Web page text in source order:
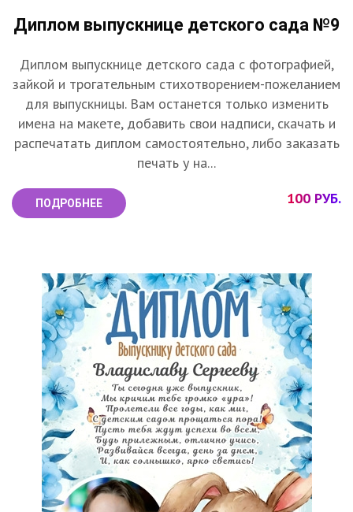
Диплом выпускнице детского сада №9
Диплом выпускнице детского сада с фотографией,
зайкой и трогательным стихотворением-пожеланием
для выпускницы. Вам останется только изменить
имена на макете, добавить свои надписи, скачать и
распечатать диплом самостоятельно, либо заказать
печать у на...
ПОДРОБНЕЕ 100 РУБ.